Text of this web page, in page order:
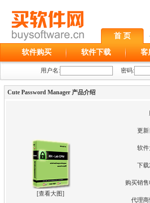
首 页
软件购买 软件下载 客
用户名: 密码:
Cute Password Manager 产品介绍
[查看大图]
更
软
下
购买销
代理